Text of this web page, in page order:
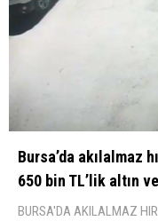
Bursa’da akılalmaz
650 bin TL’lik altın
BURSA'DA AKILALMAZ